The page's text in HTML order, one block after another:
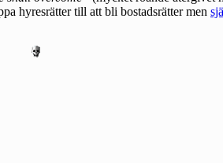
hyresrätter till att bli bostadsrätter men